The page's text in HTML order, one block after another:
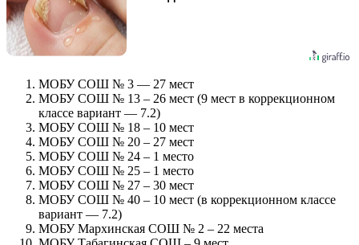
МОБУ СОШ № 3 — 27 мест
МОБУ СОШ № 13 – 26 мест (9 мест в коррекционном
классе вариант — 7.2)
МОБУ СОШ № 18 – 10 мест
МОБУ СОШ № 20 – 27 мест
МОБУ СОШ № 24 – 1 место
МОБУ СОШ № 25 – 1 место
МОБУ СОШ № 27 – 30 мест
МОБУ СОШ № 40 – 10 мест (в коррекционном классе
вариант — 7.2)
МОБУ Мархинская СОШ № 2 – 22 места